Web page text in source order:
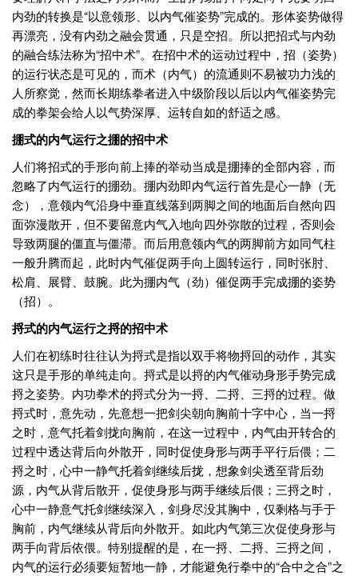
内劲的转换是“以意领形、以内气催姿势”完成的。形体姿势做得
再漂亮，没有内劲之融会贯通，只是空招。所以把招式与内劲
的融合练法称为“招中术”。在招中术的运动过程中，招（姿势）
的运行状态是可见的，而术（内气）的流通则不易被功力浅的
人所察觉，然而长期练拳者进入中级阶段以后以内气催姿势完
成的拳架会给人以气势深厚、运转自如的舒适之感。
掤式的内气运行之掤的招中术
人们将招式的手形向前上捧的举动当成是掤捧的全部内容，而
忽略了内气运行的掤劲。掤内劲即内气运行首先是心一静（无
念），意领内气沿身中垂直线落到两脚之间的地面后自然向四
面弥漫散开，但不要留意内气入地向四外弥散的过程，否则会
导致两腿的僵直与僵滞。而后用意领内气的两脚前方如同气柱
一般升腾而起，此时内气催促两手向上圆转运行，同时张肘、
松肩、展臂、鼓腕。此为掤内气（劲）催促两手完成掤的姿势
（招）。
捋式的内气运行之捋的招中术
人们在初练时往往认为捋式是指以双手将物捋回的动作，其实
这只是手形的单纯走向。捋式是以捋的内气催动身形手势完成
捋之姿势。内功拳术的捋式分为一捋、二捋、三捋的过程。做
捋式时，意先动，先意想一把剑尖朝向胸前十字中心，当一捋
之时，意气托着剑拢向胸前，在这一过程中，内气由开转合的
过程中透达背后向外散开，同时促使身形与两手平行后偎；二
捋之时，心中一静气托着剑继续后拢，想象剑尖透至背后劲
源，内气从背后散开，促使身形与两手继续后偎；三捋之时，
心中一静意气托剑继续深入，剑身尽没其胸中，仅剩格与手于
胸前，内气继续从背后向外散开。如此内气第三次促使身形与
两手向背后依偎。特别提醒的是，在一捋、二捋、三捋之间，
内气的运行必须要短暂地一静，才能避免行拳中的“合中之合”之